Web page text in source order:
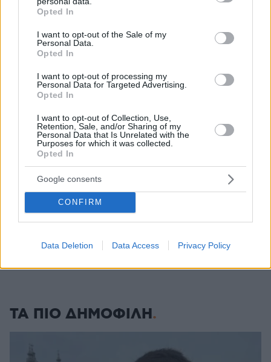
grant or deny consent to Google and its third-party tags to
use your data for below specified purposes in below Google
consent section.
Opted In
I want to opt-out of the Sale of my
Personal Data.
Opted In
I want to opt-out of processing my
Personal Data for Targeted Advertising.
Opted In
I want to opt-out of Collection, Use,
Retention, Sale, and/or Sharing of my
Personal Data that Is Unrelated with the
Purposes for which it was collected.
Opted In
Google consents
CONFIRM
Data Deletion Data Access Privacy Policy
trafficking εμπνευσμένο από τον Andrew Tate
πριν 29 λεπτά
καθαρίζει σωστά μέσα και έξω
πριν 29 λεπτά
δολοφονία της 38χρονης Βρετανίδας, τήρησε το
δικαίωμα της σιωπής
πριν 34 λεπτά
Σχεδόν 16.000 ξένοι εθελοντές πολεμούν στις
ουκρανικές ένοπλες δυνάμεις
πριν 34 λεπτά
«Τα data δεν πίνονται»: Αντιδράσεις στην Ινδία για το
data center των 15 δισ. της Google, τι απαντά η εταιρεία
ΤΑ ΠΙΟ ΔΗΜΟΦΙΛΗ